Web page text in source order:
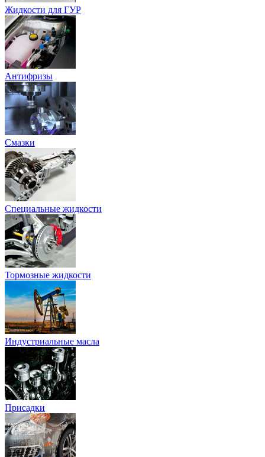
Жидкости для ГУР
Антифризы
Смазки
Специальные жидкости
Тормозные жидкости
Индустриальные масла
Присадки